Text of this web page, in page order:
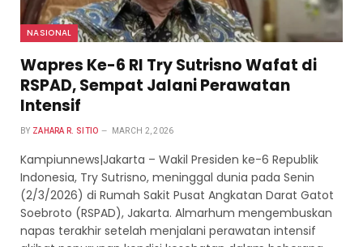
NASIONAL
Wapres Ke-6 RI Try Sutrisno Wafat di
RSPAD, Sempat Jalani Perawatan
Intensif
BY ZAHARA R. SITIO MARCH 2, 2026
Kampiunnews|Jakarta – Wakil Presiden ke-6 Republik
Indonesia, Try Sutrisno, meninggal dunia pada Senin
(2/3/2026) di Rumah Sakit Pusat Angkatan Darat Gatot
Soebroto (RSPAD), Jakarta. Almarhum mengembuskan
napas terakhir setelah menjalani perawatan intensif